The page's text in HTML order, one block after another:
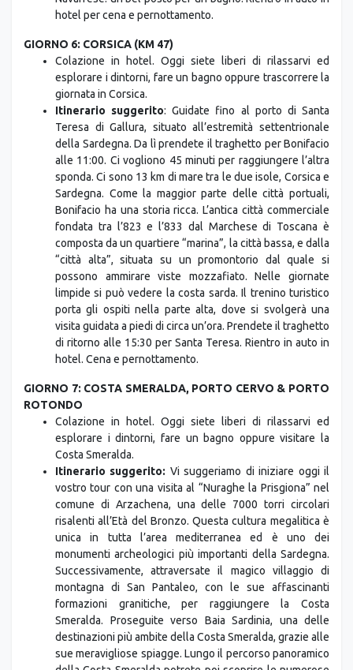
hotel per cena e pernottamento.
Colazione in hotel. Oggi siete liberi di rilassarvi ed
esplorare i dintorni, fare un bagno oppure trascorrere la
giornata in Corsica.
Itinerario suggerito
Teresa di Gallura, situato all’estremità settentrionale
della Sardegna. Da lì prendete il traghetto per Bonifacio
alle 11:00. Ci vogliono 45 minuti per raggiungere l’altra
sponda. Ci sono 13 km di mare tra le due isole, Corsica e
Sardegna. Come la maggior parte delle città portuali,
Bonifacio ha una storia ricca. L’antica città commerciale
fondata tra l’823 e l’833 dal Marchese di Toscana è
composta da un quartiere “marina”, la città bassa, e dalla
“città alta”, situata su un promontorio dal quale si
possono ammirare viste mozzafiato. Nelle giornate
limpide si può vedere la costa sarda. Il trenino turistico
porta gli ospiti nella parte alta, dove si svolgerà una
visita guidata a piedi di circa un’ora. Prendete il traghetto
di ritorno alle 15:30 per Santa Teresa. Rientro in auto in
hotel. Cena e pernottamento.
ROTONDO
Colazione in hotel. Oggi siete liberi di rilassarvi ed
esplorare i dintorni, fare un bagno oppure visitare la
Costa Smeralda.
Itinerario suggerito:
vostro tour con una visita al “Nuraghe la Prisgiona” nel
comune di Arzachena, una delle 7000 torri circolari
risalenti all’Età del Bronzo. Questa cultura megalitica è
unica in tutta l’area mediterranea ed è uno dei
monumenti archeologici più importanti della Sardegna.
Successivamente, attraversate il magico villaggio di
montagna di San Pantaleo, con le sue affascinanti
formazioni granitiche, per raggiungere la Costa
Smeralda. Proseguite verso Baia Sardinia, una delle
destinazioni più ambite della Costa Smeralda, grazie alle
sue meravigliose spiagge. Lungo il percorso panoramico
della Costa Smeralda potrete poi scoprire le numerose